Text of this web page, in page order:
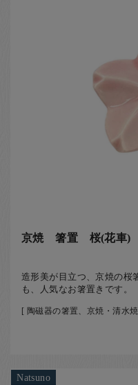
京焼 箸置 桜(花車)
造形美が目立つ、京焼の桜
も、人気なお箸置きです。
[ 陶磁器の箸置、京焼・清水
Natsuno